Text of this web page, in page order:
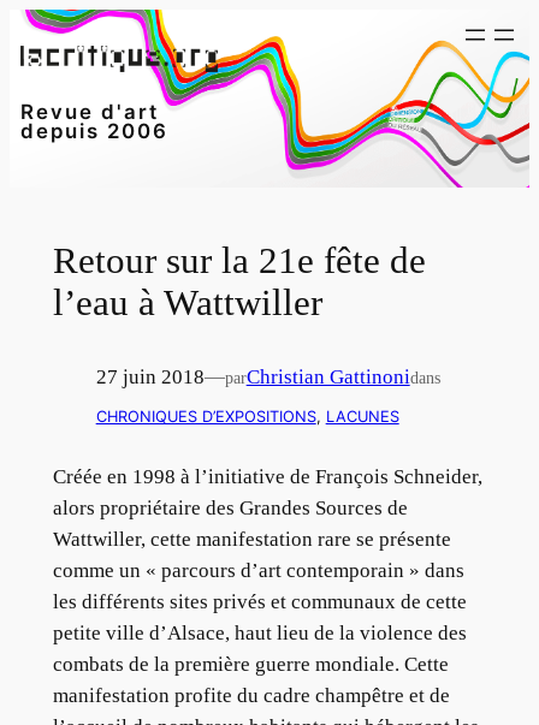
Aller
au
Revue d'art
depuis 2006
Retour sur la 21e fête de
l’eau à Wattwiller
27 juin 2018—parChristian Gattinonidans
CHRONIQUES D’EXPOSITIONS, LACUNES
Créée en 1998 à l’initiative de François Schneider,
alors propriétaire des Grandes Sources de
Wattwiller, cette manifestation rare se présente
comme un « parcours d’art contemporain » dans
les différents sites privés et communaux de cette
petite ville d’Alsace, haut lieu de la violence des
combats de la première guerre mondiale. Cette
manifestation profite du cadre champêtre et de